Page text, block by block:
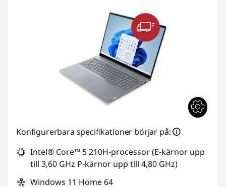
Konfigurerbara specifikationer börjar på:
Intel® Core™ 5 210H-processor (E-kärnor upp
till 3,60 GHz P-kärnor upp till 4,80 GHz)
Windows 11 Home 64